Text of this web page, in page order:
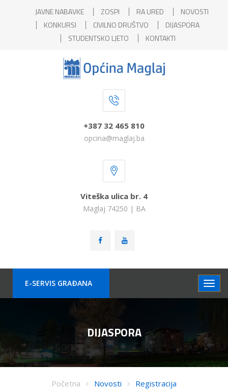
JAVNE NABAVKE ZOSPI RA URED
NOVOSTI
KONKURSI
CIVILNO DRUŠTVO
DIJASPORA
STUDENTSKO LJETO
KONTAKTI
+387 32 465 810
opcina@maglaj.ba
Viteška ulica br. 4
Maglaj 74250 | BA
E-SERVIS GRAÐANA
DIJASPORA
Početna Novosti Registracija